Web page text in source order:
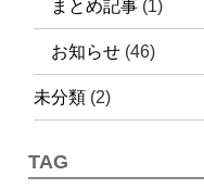
まとめ記事 (1)
お知らせ (46)
未分類 (2)
TAG